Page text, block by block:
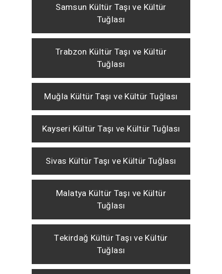
Samsun Kültür Taşı ve Kültür
Tuğlası
Trabzon Kültür Taşı ve Kültür
Tuğlası
Muğla Kültür Taşı ve Kültür Tuğlası
Kayseri Kültür Taşı ve Kültür Tuğlası
Sivas Kültür Taşı ve Kültür Tuğlası
Malatya Kültür Taşı ve Kültür
Tuğlası
Tekirdağ Kültür Taşı ve Kültür
Tuğlası